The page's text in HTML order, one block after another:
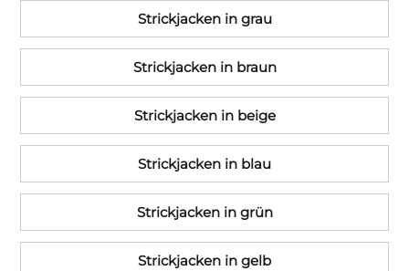
Strickjacken in grau
Strickjacken in braun
Strickjacken in beige
Strickjacken in blau
Strickjacken in grün
Strickjacken in gelb